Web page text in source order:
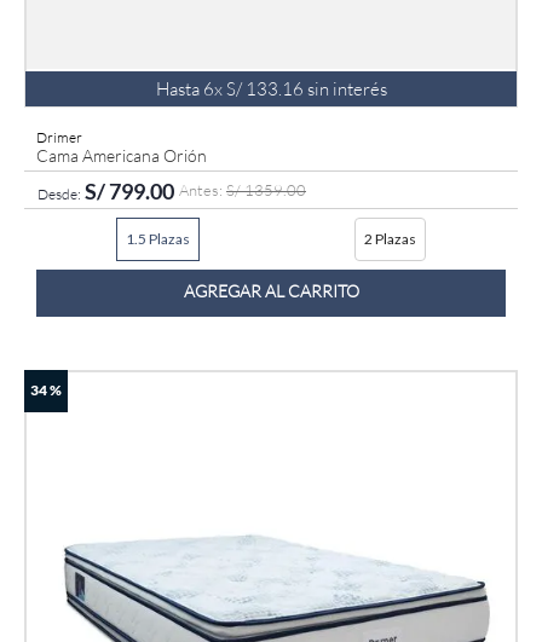
Hasta 6xS/ 133 16 sin interés
Drimer
Cama Americana Orión
S/799.00 S/1359.00
1.5 Plazas 2 Plazas
AGREGAR AL CARRITO
34 %